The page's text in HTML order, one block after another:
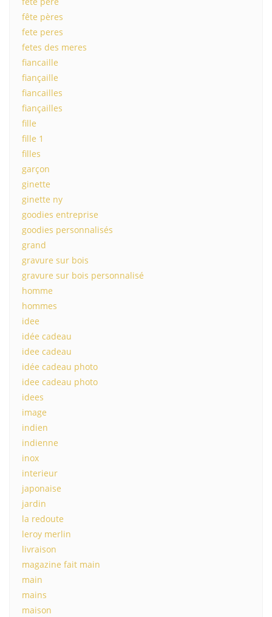
fête pères
fete peres
fetes des meres
fiancaille
fiançaille
fiancailles
fiançailles
fille
fille 1
filles
garçon
ginette
ginette ny
goodies entreprise
goodies personnalisés
grand
gravure sur bois
gravure sur bois personnalisé
homme
hommes
idee
idée cadeau
idee cadeau
idée cadeau photo
idee cadeau photo
idees
image
indien
indienne
inox
interieur
japonaise
jardin
la redoute
leroy merlin
livraison
magazine fait main
main
mains
maison